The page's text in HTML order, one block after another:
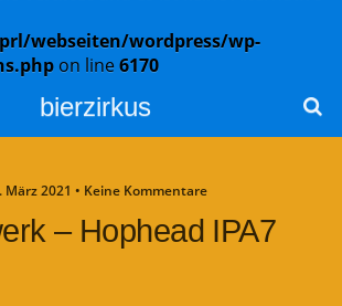
webseiten/wordpress/wp-
on line6170
bierzirkus
März 2021 • Keine Kommentare
– Hophead IPA7